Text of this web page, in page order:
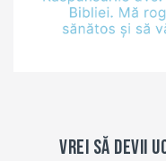
Vrei să devii